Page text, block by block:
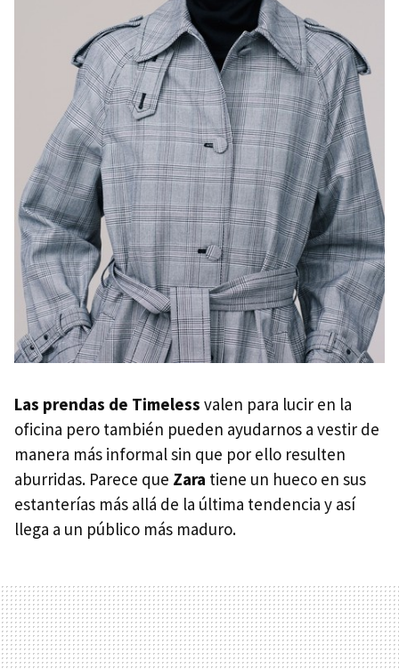
Las prendas de Timeless valen para lucir en la
oficina pero también pueden ayudarnos a vestir de
manera más informal sin que por ello resulten
aburridas. Parece que Zara tiene un hueco en sus
estanterías más allá de la última tendencia y así
llega a un público más maduro.